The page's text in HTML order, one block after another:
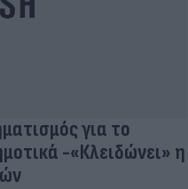
για το
-«Κλειδώνει» η